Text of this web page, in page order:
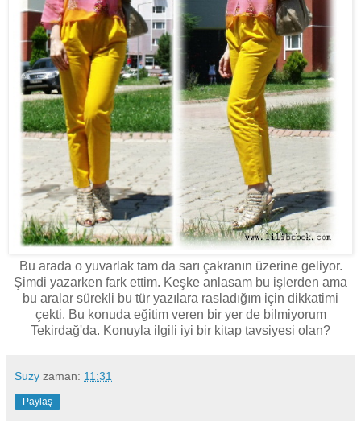
Bu arada o yuvarlak tam da sarı çakranın üzerine geliyor.
Şimdi yazarken fark ettim. Keşke anlasam bu işlerden ama
bu aralar sürekli bu tür yazılara rasladığım için dikkatimi
çekti. Bu konuda eğitim veren bir yer de bilmiyorum
Tekirdağ'da. Konuyla ilgili iyi bir kitap tavsiyesi olan?
Suzy zaman: 11:31
Paylaş